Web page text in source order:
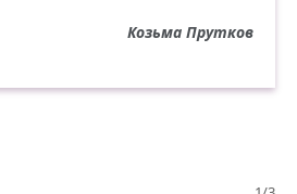
Козьма Прутков